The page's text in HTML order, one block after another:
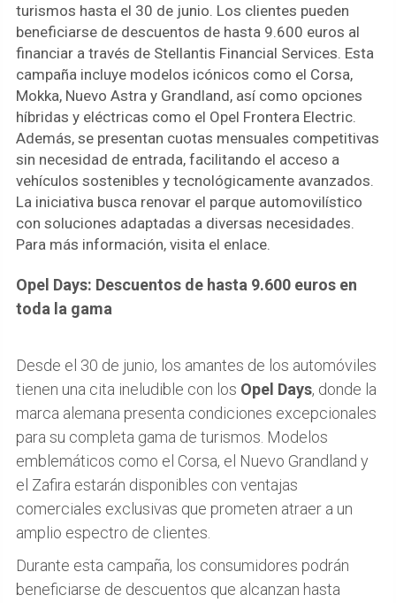
turismos hasta el 30 de junio. Los clientes pueden
beneficiarse de descuentos de hasta 9.600 euros al
financiar a través de Stellantis Financial Services. Esta
campaña incluye modelos icónicos como el Corsa,
Mokka, Nuevo Astra y Grandland, así como opciones
híbridas y eléctricas como el Opel Frontera Electric.
Además, se presentan cuotas mensuales competitivas
sin necesidad de entrada, facilitando el acceso a
vehículos sostenibles y tecnológicamente avanzados.
La iniciativa busca renovar el parque automovilístico
con soluciones adaptadas a diversas necesidades.
Para más información, visita el enlace.
Opel Days: Descuentos de hasta 9.600 euros en
toda la gama
Desde el 30 de junio, los amantes de los automóviles
tienen una cita ineludible con los Opel Days, donde la
marca alemana presenta condiciones excepcionales
para su completa gama de turismos. Modelos
emblemáticos como el Corsa, el Nuevo Grandland y
el Zafira estarán disponibles con ventajas
comerciales exclusivas que prometen atraer a un
amplio espectro de clientes.
Durante esta campaña, los consumidores podrán
beneficiarse de descuentos que alcanzan hasta